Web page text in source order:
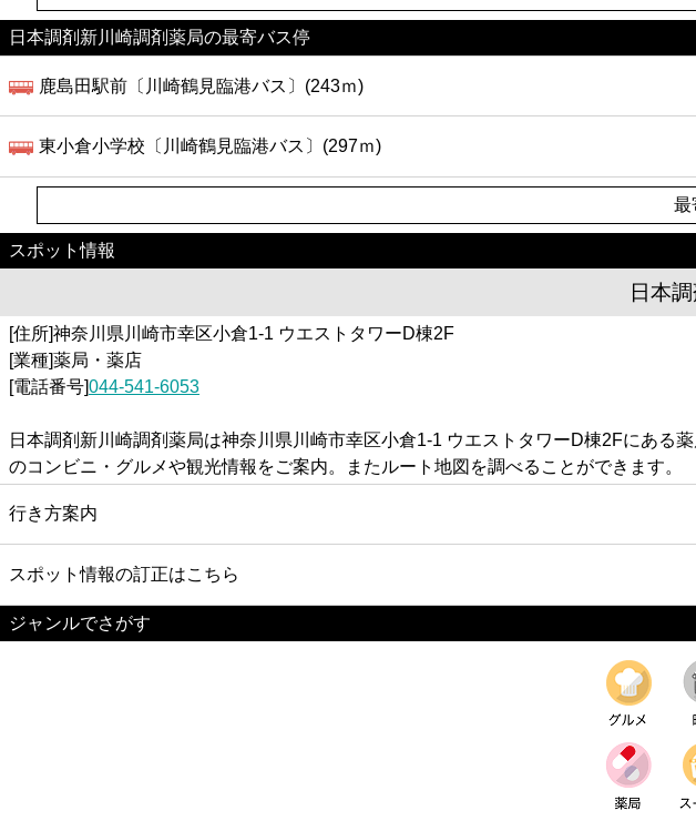
日本調剤新川崎調剤薬局の最寄バス停
鹿島田駅前〔川崎鶴見臨港バス〕(243ｍ)
東小倉小学校〔川崎鶴見臨港バス〕(297ｍ)
最
スポット情報
日本
[住所]神奈川県川崎市幸区小倉1-1 ウエストタワーD棟2F
[業種]薬局・薬店
[電話番号]044-541-6053
日本調剤新川崎調剤薬局は神奈川県川崎市幸区小倉1-1 ウエストタワーD棟2Fにある
のコンビニ・グルメや観光情報をご案内。またルート地図を調べることができます。
行き方案内
スポット情報の訂正はこちら
ジャンルでさがす